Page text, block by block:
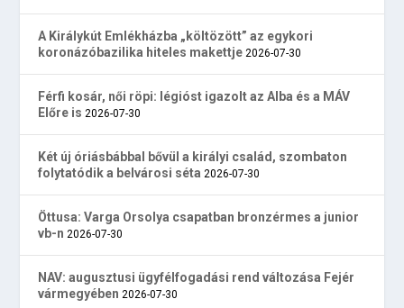
A Királykút Emlékházba „költözött” az egykori
koronázóbazilika hiteles makettje 2026-07-30
Férfi kosár, női röpi: légióst igazolt az Alba és a MÁV
Előre is 2026-07-30
Két új óriásbábbal bővül a királyi család, szombaton
folytatódik a belvárosi séta 2026-07-30
Öttusa: Varga Orsolya csapatban bronzérmes a junior
vb-n 2026-07-30
NAV: augusztusi ügyfélfogadási rend változása Fejér
vármegyében 2026-07-30